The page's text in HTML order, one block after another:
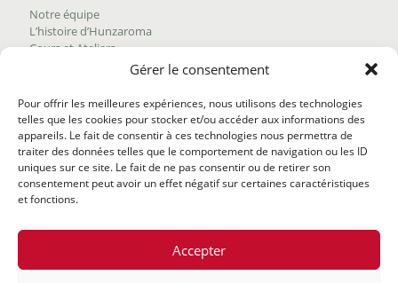
Gérer le consentement
Pour offrir les meilleures expériences, nous utilisons des technologies
telles que les cookies pour stocker et/ou accéder aux informations des
appareils. Le fait de consentir à ces technologies nous permettra de
traiter des données telles que le comportement de navigation ou les ID
uniques sur ce site. Le fait de ne pas consentir ou de retirer son
consentement peut avoir un effet négatif sur certaines caractéristiques
et fonctions.
Accepter
Notre équipe
L’histoire d’Hunzaroma
Cours et Ateliers
Trouver nos produits
Politique de frais d'envoi
Termes et conditions
Politique de remboursement